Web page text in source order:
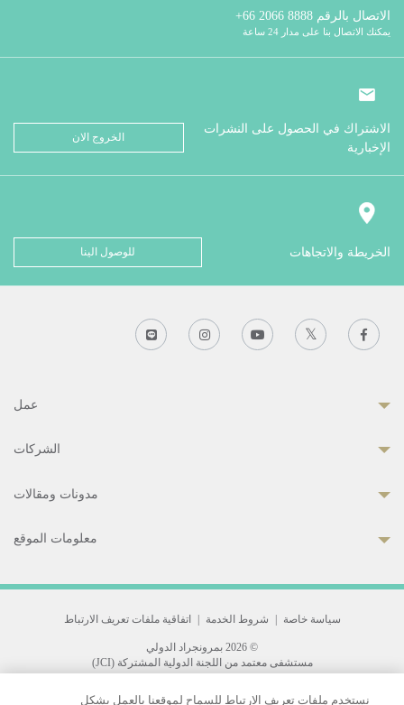
الاتصال بالرقم
يمكنك الاتصال بنا على مدار 24 ساعة
الاشتراك في الحصول على النشرات
الإخبارية
الخروج الان
الخريطة والاتجاهات للوصول الينا
عمل
الشركات
مدونات ومقالات
معلومات الموقع
سياسة خاصة شروط الخدمة اتفاقية ملفات تعريف الارتباط
© 2026 بمرونجراد الدولي
مستشفى معتمد من اللجنة الدولية المشتركة (JCI)
33 Sukhumvit 3, Wattana, Bangkok 10110 Thailand.
نستخدم ملفات تعريف الارتباط للسماح لموقعنا بالعمل بشكل